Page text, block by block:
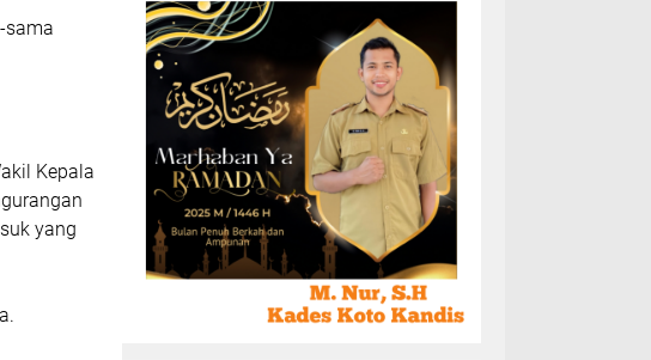
sama
Kepala
yang